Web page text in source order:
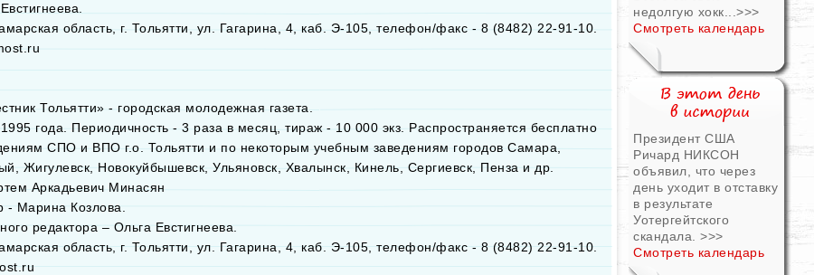
область, г. Тольятти, ул. Гагарина, 4, каб. Э-105, телефон/факс - 8 (8482) 22-91-10.
Тольятти» - городская молодежная газета.
года. Периодичность - 3 раза в месяц, тираж - 10 000 экз. Распространяется бесплатно
СПО и ВПО г.о. Тольятти и по некоторым учебным заведениям городов Самара,
Жигулевск, Новокуйбышевск, Ульяновск, Хвалынск, Кинель, Сергиевск, Пенза и др.
Аркадьевич Минасян
- Марина Козлова.
редактора – Ольга Евстигнеева.
область, г. Тольятти, ул. Гагарина, 4, каб. Э-105, телефон/факс - 8 (8482) 22-91-10.
недолгую хокк... >>>
Смотреть календарь
Президент США
Ричард НИКСОН
объявил, что через
день уходит в отставку
в результате
Уотергейтского
скандала. >>>
Смотреть календарь